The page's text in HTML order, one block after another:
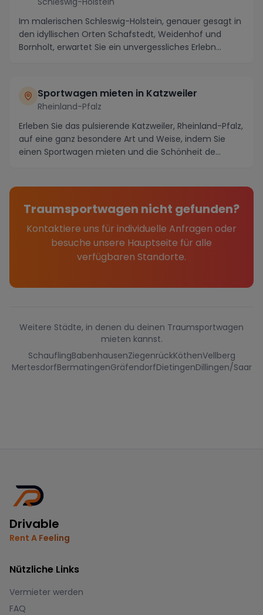
Im malerischen Schleswig-Holstein, genauer gesagt in
den idyllischen Orten Schafstedt, Weidenhof und
Bornholt, erwartet Sie ein unvergessliches Erlebn...
Sportwagen mieten in Katzweiler
Rheinland-Pfalz
Erleben Sie das pulsierende Katzweiler, Rheinland-Pfalz,
auf eine ganz besondere Art und Weise, indem Sie
einen Sportwagen mieten und die Schönheit de...
Traumsportwagen nicht gefunden?
Kontaktiere uns für individuelle Anfragen oder
besuche unsere Hauptseite für alle
verfügbaren Standorte.
Weitere Städte, in denen du deinen Traumsportwagen
mieten kannst.
SchauflingBabenhausenZiegenrückKöthenVellberg
MertesdorfBermatingenGräfendorfDietingenDillingen/Saar
Drivable
Rent A Feeling
Nützliche Links
Vermieter werden
FAQ